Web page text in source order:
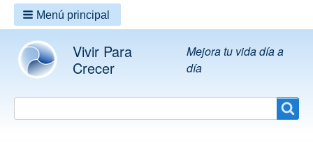
Vivir Para
Crecer
Mejora tu vida día a
día
Search
Menú principal